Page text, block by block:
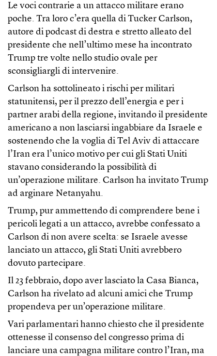
Le voci contrarie a un attacco militare erano
poche. Tra loro c’era quella di Tucker Carlson,
autore di podcast di destra e stretto alleato del
presidente che nell’ultimo mese ha incontrato
Trump tre volte nello studio ovale per
sconsigliargli di intervenire.
Carlson ha sottolineato i rischi per militari
statunitensi, per il prezzo dell’energia e per i
partner arabi della regione, invitando il presidente
americano a non lasciarsi ingabbiare da Israele e
sostenendo che la voglia di Tel Aviv di attaccare
l’Iran era l’unico motivo per cui gli Stati Uniti
stavano considerando la possibilità di
un’operazione militare. Carlson ha invitato Trump
ad arginare Netanyahu.
Trump, pur ammettendo di comprendere bene i
pericoli legati a un attacco, avrebbe confessato a
Carlson di non avere scelta: se Israele avesse
lanciato un attacco, gli Stati Uniti avrebbero
dovuto partecipare.
Il 23 febbraio, dopo aver lasciato la Casa Bianca,
Carlson ha rivelato ad alcuni amici che Trump
propendeva per un’operazione militare.
Vari parlamentari hanno chiesto che il presidente
ottenesse il consenso del congresso prima di
lanciare una campagna militare contro l’Iran, ma